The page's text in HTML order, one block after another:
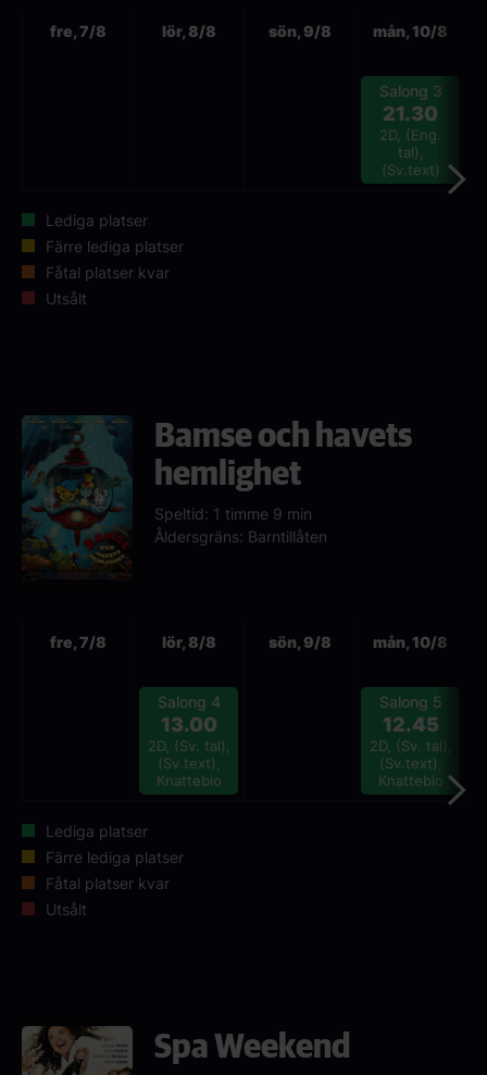
fre, 7/8 lör, 8/8 sön, 9/8 mån, 10/8
Salong 3
21.30
2D, (Eng.
tal),
(Sv.text)
Lediga platser
Färre lediga platser
Fåtal platser kvar
Utsålt
Bamse och havets
hemlighet
Speltid: 1 timme 9 min
Åldersgräns: Barntillåten
fre, 7/8 lör, 8/8
Salong 4
13.00
2D, (Sv. tal),
(Sv.text),
Knattebio
sön, 9/8 mån, 10/8
Salong 5
12.45
2D, (Sv. tal),
(Sv.text),
Knattebio
Lediga platser
Färre lediga platser
Fåtal platser kvar
Utsålt
Spa Weekend